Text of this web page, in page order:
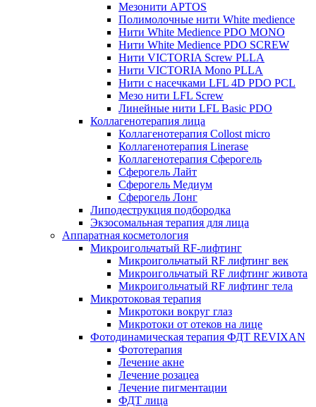
Мезонити APTOS
Полимолочные нити White medience
Нити White Medience PDO MONO
Нити White Medience PDO SCREW
Нити VICTORIA Screw PLLA
Нити VICTORIA Mono PLLA
Нити с насечками LFL 4D PDO PCL
Мезо нити LFL Screw
Линейные нити LFL Basic PDO
Коллагенотерапия лица
Коллагенотерапия Collost micro
Коллагенотерапия Linerase
Коллагенотерапия Сферогель
Сферогель Лайт
Сферогель Медиум
Сферогель Лонг
Липодеструкция подбородка
Экзосомальная терапия для лица
Аппаратная косметология
Микроигольчатый RF-лифтинг
Микроигольчатый RF лифтинг век
Микроигольчатый RF лифтинг живота
Микроигольчатый RF лифтинг тела
Микротоковая терапия
Микротоки вокруг глаз
Микротоки от отеков на лице
Фотодинамическая терапия ФДТ REVIXAN
Фототерапия
Лечение акне
Лечение розацеа
Лечение пигментации
ФДТ лица